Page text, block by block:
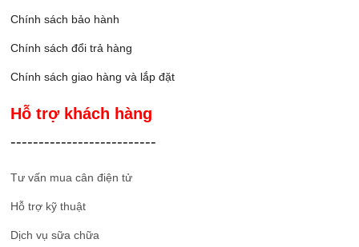
Chính sách bảo hành
Chính sách đổi trả hàng
Chính sách giao hàng và lắp đặt
Hỗ trợ khách hàng
--------------------------
Tư vấn mua cân điện tử
Hỗ trợ kỹ thuật
Dịch vụ sữa chữa